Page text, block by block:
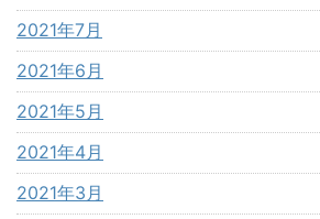
2021年7月
2021年6月
2021年5月
2021年4月
2021年3月